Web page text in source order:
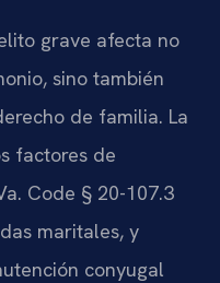
grave afecta no
sino también
de familia. La
factores de
Code § 20-107.3
maritales, y
conyugal